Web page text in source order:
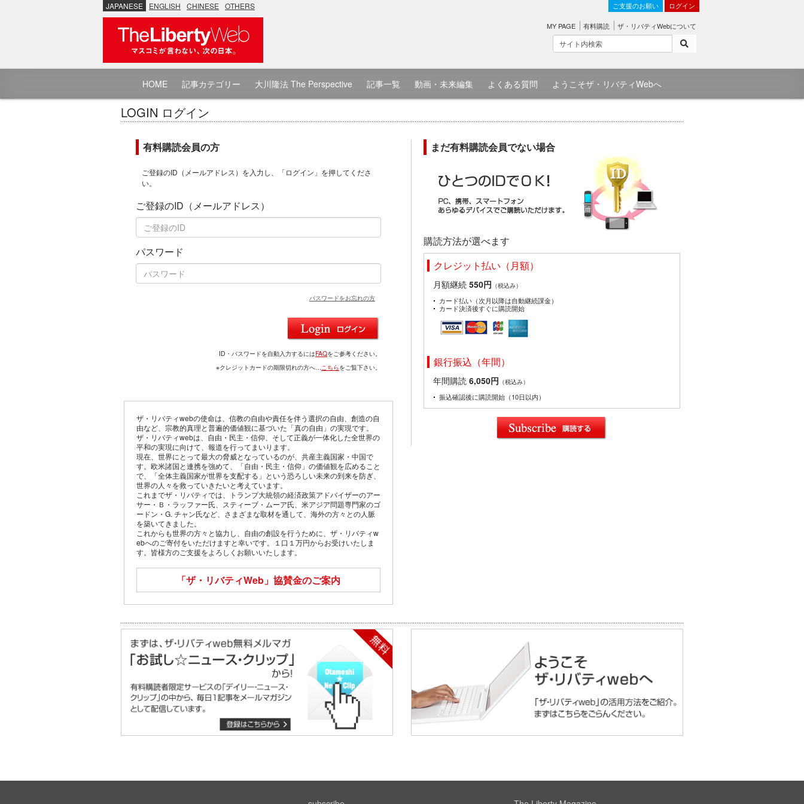
JAPANESE ENGLISH CHINESE OTHERS ご支援のお願い ログイン
MY PAGE 有料購読 ザ・リバティWebについて
HOME 記事カテゴリー 大川隆法 The Perspective 記事一覧 動画・未来編集 よくある質問 ようこそザ・リバティWebへ
LOGIN ログイン
有料購読会員の方
ご登録のID（メールアドレス）を入力し、「ログイン」を押してくださ
い。
ご登録のID（メールアドレス）
パスワード
パスワードをお忘れの方
ID・パスワードを自動入力するにはFAQをご参考ください。
※クレジットカードの期限切れの方へ…こちらをご覧下さい。
ザ・リバティwebの使命は、信教の自由や責任を伴う選択の自由、創造の自
由など、宗教的真理と普遍的価値観に基づいた「真の自由」の実現です。
ザ・リバティwebは、自由・民主・信仰、そして正義が一体化した全世界の
平和の実現に向けて、報道を行ってまいります。
現在、世界にとって最大の脅威となっているのが、共産主義国家・中国で
す。欧米諸国と連携を強めて、「自由・民主・信仰」の価値観を広めること
で、「全体主義国家が世界を支配する」という恐ろしい未来の到来を防ぎ、
世界の人々を救っていきたいと考えています。
これまでザ・リバティでは、トランプ大統領の経済政策アドバイザーのアー
サー・Ｂ・ラッファー氏、スティーブ・ムーア氏、米アジア問題専門家のゴ
ードン・G. チャン氏など、さまざまな取材を通して、海外の方々との人脈
を築いてきました。
これからも世界の方々と協力し、自由の創設を行うために、ザ・リバティw
ebへのご寄付をいただけますと幸いです。１口１万円からお受けいたしま
す。皆様方のご支援をよろしくお願いいたします。
「ザ・リバティWeb」 協賛金のご案内
まだ有料購読会員でない場合
購読方法が選べます
クレジット払い（月額）
月額継続 550円 （税込み）
カード払い（次月以降は自動継続課金）
カード決済後すぐに購読開始
銀行振込（年間）
年間購読 6,050円 （税込み）
振込確認後に購読開始（10日以内）